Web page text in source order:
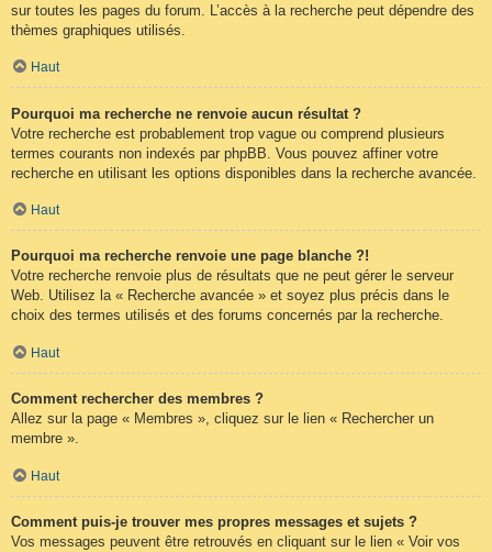
sur toutes les pages du forum. L’accès à la recherche peut dépendre des
thèmes graphiques utilisés.
Haut
Pourquoi ma recherche ne renvoie aucun résultat ?
Votre recherche est probablement trop vague ou comprend plusieurs
termes courants non indexés par phpBB. Vous pouvez affiner votre
recherche en utilisant les options disponibles dans la recherche avancée.
Haut
Pourquoi ma recherche renvoie une page blanche ?!
Votre recherche renvoie plus de résultats que ne peut gérer le serveur
Web. Utilisez la « Recherche avancée » et soyez plus précis dans le
choix des termes utilisés et des forums concernés par la recherche.
Haut
Comment rechercher des membres ?
Allez sur la page « Membres », cliquez sur le lien « Rechercher un
membre ».
Haut
Comment puis-je trouver mes propres messages et sujets ?
Vos messages peuvent être retrouvés en cliquant sur le lien « Voir vos